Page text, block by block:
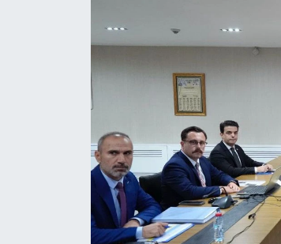
Resmi İlanlar
Sinemalar
Siyaset